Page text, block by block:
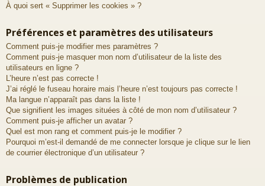
À quoi sert « Supprimer les cookies » ?
Préférences et paramètres des utilisateurs
Comment puis-je modifier mes paramètres ?
Comment puis-je masquer mon nom d’utilisateur de la liste des
utilisateurs en ligne ?
L’heure n’est pas correcte !
J’ai réglé le fuseau horaire mais l’heure n’est toujours pas correcte !
Ma langue n’apparaît pas dans la liste !
Que signifient les images situées à côté de mon nom d’utilisateur ?
Comment puis-je afficher un avatar ?
Quel est mon rang et comment puis-je le modifier ?
Pourquoi m’est-il demandé de me connecter lorsque je clique sur le lien
de courrier électronique d’un utilisateur ?
Problèmes de publication